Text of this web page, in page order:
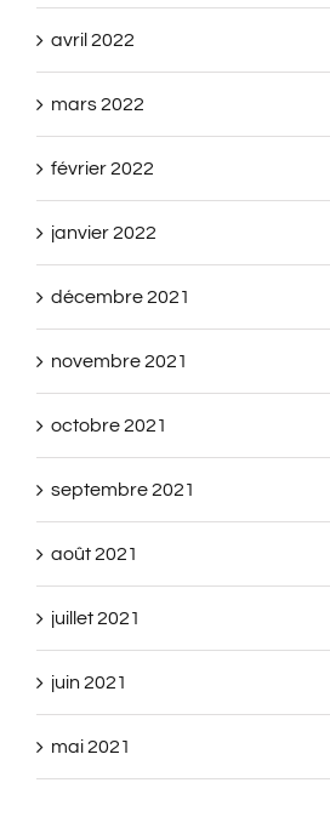
avril 2022
mars 2022
février 2022
janvier 2022
décembre 2021
novembre 2021
octobre 2021
septembre 2021
août 2021
juillet 2021
juin 2021
mai 2021